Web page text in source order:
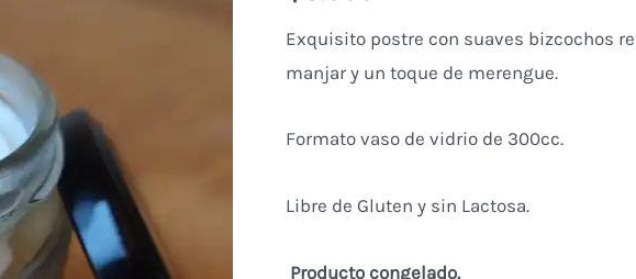
Exquisito postre con suaves bizcochos
manjar y un toque de merengue.
Formato vaso de vidrio de 300cc.
Libre de Gluten y sin Lactosa.
Producto congelado.
Lactosa
cantidad